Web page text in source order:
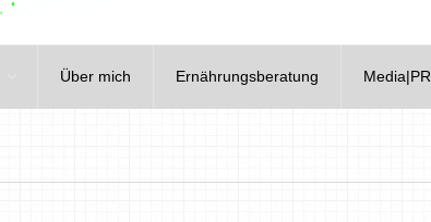
Über mich Ernährungsberatung Media|PR